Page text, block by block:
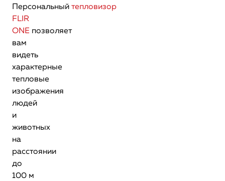
Персональный тепловизор
FLIR
ONE позволяет
вам
видеть
характерные
тепловые
изображения
людей
и
животных
на
расстоянии
до
100 м